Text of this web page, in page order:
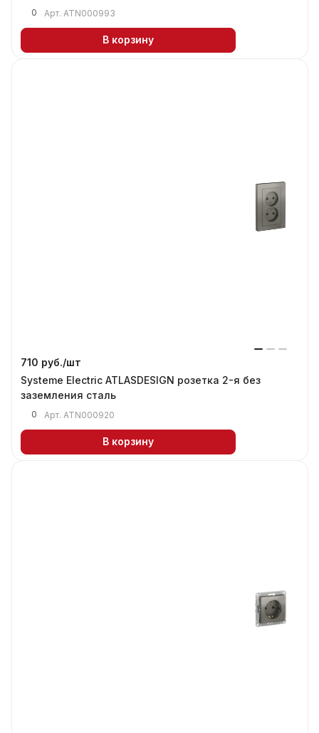
0 Арт. ATN000993
В корзину
710 руб./шт
Systeme Electric ATLASDESIGN розетка 2-я без
заземления сталь
0 Арт. ATN000920
В корзину